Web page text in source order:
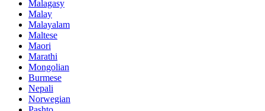
Malagasy
Malay
Malayalam
Maltese
Maori
Marathi
Mongolian
Burmese
Nepali
Norwegian